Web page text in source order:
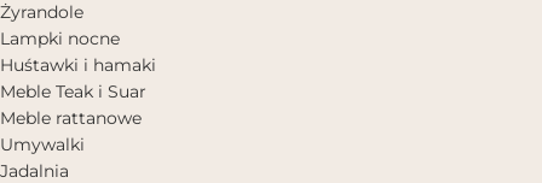
Żyrandole
Lampki nocne
Huśtawki i hamaki
Meble Teak i Suar
Meble rattanowe
Umywalki
Jadalnia